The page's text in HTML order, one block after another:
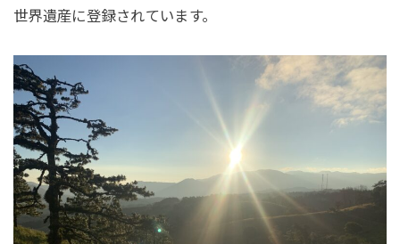
世界遺産に登録されています。